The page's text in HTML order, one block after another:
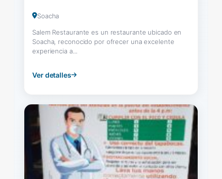
Soacha
Salem Restaurante es un restaurante ubicado en
Soacha, reconocido por ofrecer una excelente
experiencia a...
Ver detalles